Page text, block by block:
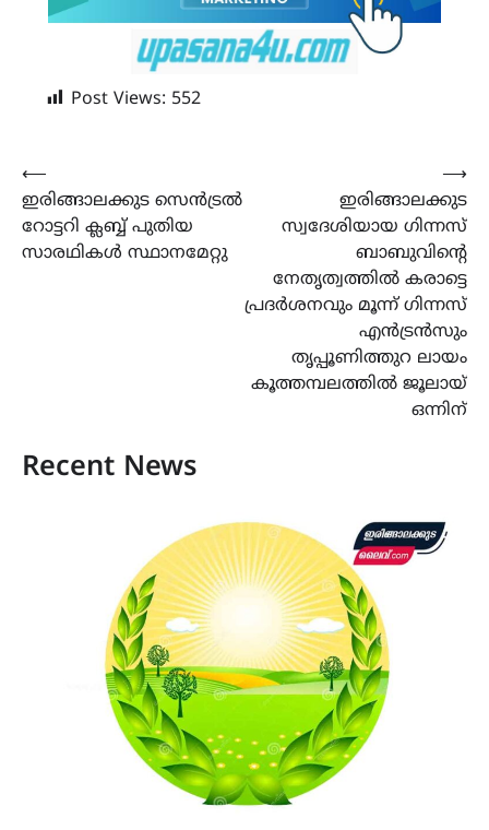
Post Views: 552
Post
navigation
⟵
ഇരിങ്ങാലക്കുട സെൻട്രൽ
റോട്ടറി ക്ലബ്ബ് പുതിയ
സാരഥികൾ സ്ഥാനമേറ്റു
ഇരിങ്ങാലക്കുട
സ്വദേശിയായ ഗിന്നസ്
ബാബുവിന്‍റെ
നേതൃത്വത്തിൽ കരാട്ടെ
പ്രദർശനവും മൂന്ന് ഗിന്നസ്
എൻട്രൻസും
തൃപ്പൂണിത്തുറ ലായം
കൂത്തമ്പലത്തിൽ ജൂലായ്
ഒന്നിന്
⟶
Recent News